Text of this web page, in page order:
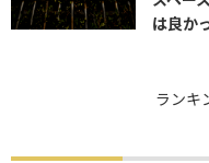
は良か
ランキ